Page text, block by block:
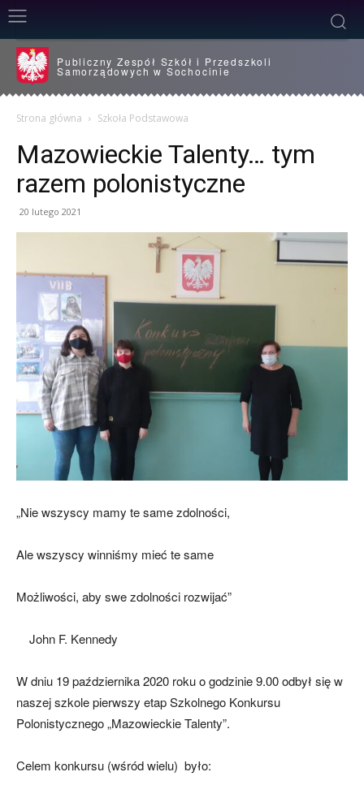
Publiczny Zespół Szkół i Przedszkoli
Samorządowych w Sochocinie
Strona główna Szkoła Podstawowa
Mazowieckie Talenty… tym
razem polonistyczne
20 lutego 2021
„Nie wszyscy mamy te same zdolności,
Ale wszyscy winniśmy mieć te same
Możliwości, aby swe zdolności rozwijać”
John F. Kennedy
W dniu 19 października 2020 roku o godzinie 9.00 odbył się w
naszej szkole pierwszy etap Szkolnego Konkursu
Polonistycznego „Mazowieckie Talenty”.
Celem konkursu (wśród wielu) było: